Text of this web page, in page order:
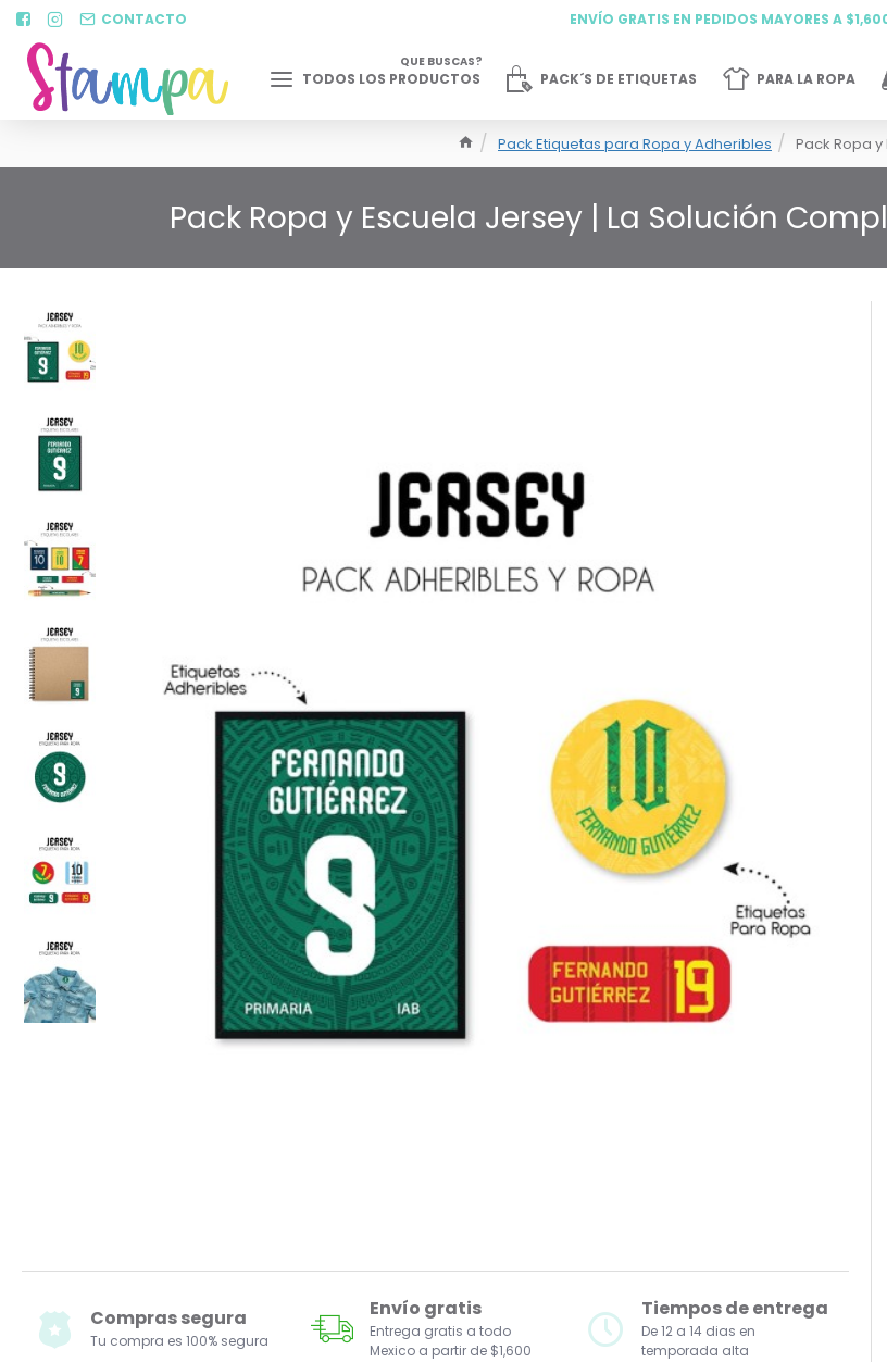
CONTACTO ENVÍO GRATIS EN PEDIDOS MAYORES A
TODOS LOS PRODUCTOS
QUE BUSCAS?
PACK´S DE ETIQUETAS PARA LA ROPA
Pack Etiquetas para Ropa y Adheribles Pack Ropa
Pack Ropa y Escuela Jersey | La Solución
Compras segura
Tu compra es 100% segura
Envío gratis
Entrega gratis a todo
Mexico a partir de $1,600
Tiempos de entrega
De 12 a 14 dias en
temporada alta